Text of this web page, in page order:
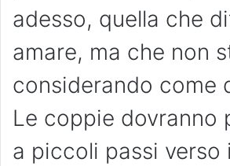
adesso, quella che
amare, ma che non
considerando come
Le coppie dovranno
a piccoli passi verso